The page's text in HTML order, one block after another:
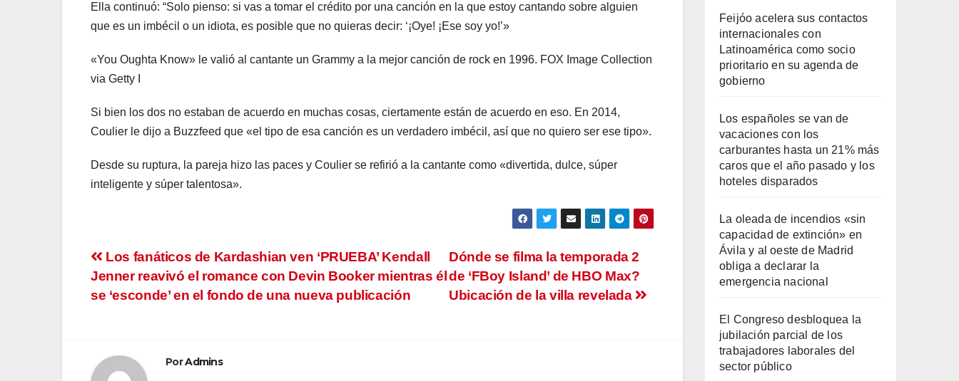
Ella continuó: “Solo pienso: si vas a tomar el crédito por una canción en la que estoy cantando sobre alguien
que es un imbécil o un idiota, es posible que no quieras decir: ‘¡Oye! ¡Ese soy yo!’»
«You Oughta Know» le valió al cantante un Grammy a la mejor canción de rock en 1996. FOX Image Collection
via Getty I
Si bien los dos no estaban de acuerdo en muchas cosas, ciertamente están de acuerdo en eso. En 2014,
Coulier le dijo a Buzzfeed que «el tipo de esa canción es un verdadero imbécil, así que no quiero ser ese tipo».
Desde su ruptura, la pareja hizo las paces y Coulier se refirió a la cantante como «divertida, dulce, súper
inteligente y súper talentosa».
Navegación
de
Dónde se filma la temporada 2
de ‘FBoy Island’ de HBO Max?
Ubicación de la villa revelada
Los fanáticos de Kardashian ven ‘PRUEBA’ Kendall
Jenner reavivó el romance con Devin Booker mientras él
se ‘esconde’ en el fondo de una nueva publicación
PorAdmins
Feijóo acelera sus contactos
internacionales con
Latinoamérica como socio
prioritario en su agenda de
gobierno
Los españoles se van de
vacaciones con los
carburantes hasta un 21% más
caros que el año pasado y los
hoteles disparados
La oleada de incendios «sin
capacidad de extinción» en
Ávila y al oeste de Madrid
obliga a declarar la
emergencia nacional
El Congreso desbloquea la
jubilación parcial de los
trabajadores laborales del
sector público